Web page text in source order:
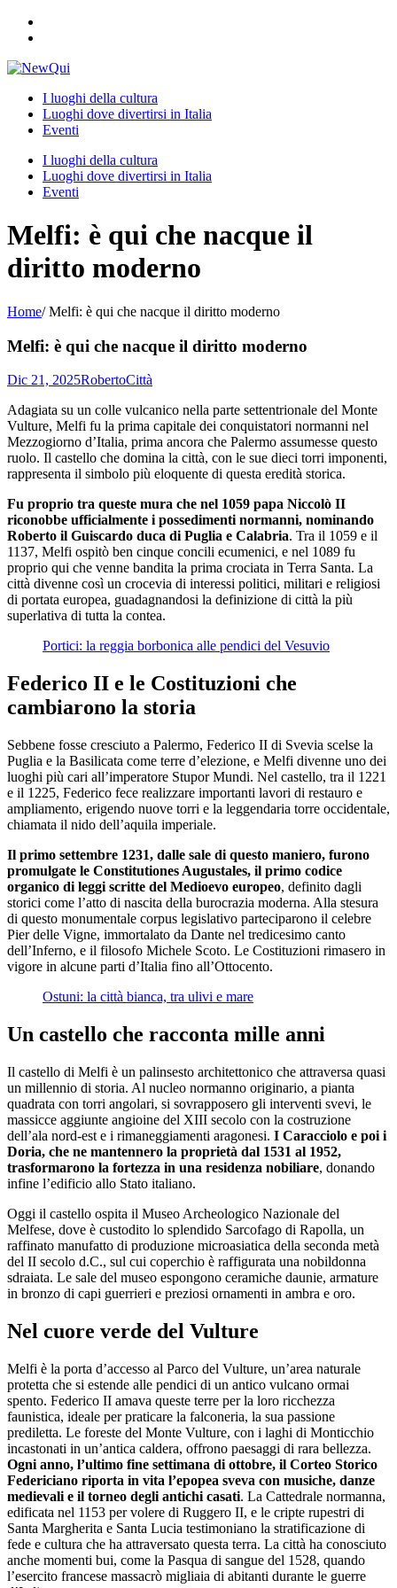
Skip
I luoghi della cultura
Luoghi dove divertirsi in Italia
Eventi
I luoghi della cultura
Luoghi dove divertirsi in Italia
Eventi
Melfi: è qui che nacque il
diritto moderno
Home/Melfi: è qui che nacque il diritto moderno
Melfi: è qui che nacque il diritto moderno
Dic 21, 2025RobertoCittà
Adagiata su un colle vulcanico nella parte settentrionale del Monte
Vulture, Melfi fu la prima capitale dei conquistatori normanni nel
Mezzogiorno d’Italia, prima ancora che Palermo assumesse questo
ruolo. Il castello che domina la città, con le sue dieci torri imponenti,
rappresenta il simbolo più eloquente di questa eredità storica.
Fu proprio tra queste mura che nel 1059 papa Niccolò II
riconobbe ufficialmente i possedimenti normanni, nominando
Roberto il Guiscardo duca di Puglia e Calabria. Tra il 1059 e il
1137, Melfi ospitò ben cinque concili ecumenici, e nel 1089 fu
proprio qui che venne bandita la prima crociata in Terra Santa. La
città divenne così un crocevia di interessi politici, militari e religiosi
di portata europea, guadagnandosi la definizione di città la più
superlativa di tutta la contea.
Portici: la reggia borbonica alle pendici del Vesuvio
Federico II e le Costituzioni che
cambiarono la storia
Sebbene fosse cresciuto a Palermo, Federico II di Svevia scelse la
Puglia e la Basilicata come terre d’elezione, e Melfi divenne uno dei
luoghi più cari all’imperatore Stupor Mundi. Nel castello, tra il 1221
e il 1225, Federico fece realizzare importanti lavori di restauro e
ampliamento, erigendo nuove torri e la leggendaria torre occidentale,
chiamata il nido dell’aquila imperiale.
Il primo settembre 1231, dalle sale di questo maniero, furono
promulgate le Constitutiones Augustales, il primo codice
organico di leggi scritte del Medioevo europeo, definito dagli
storici come l’atto di nascita della burocrazia moderna. Alla stesura
di questo monumentale corpus legislativo parteciparono il celebre
Pier delle Vigne, immortalato da Dante nel tredicesimo canto
dell’Inferno, e il filosofo Michele Scoto. Le Costituzioni rimasero in
vigore in alcune parti d’Italia fino all’Ottocento.
Ostuni: la città bianca, tra ulivi e mare
Un castello che racconta mille anni
Il castello di Melfi è un palinsesto architettonico che attraversa quasi
un millennio di storia. Al nucleo normanno originario, a pianta
quadrata con torri angolari, si sovrapposero gli interventi svevi, le
massicce aggiunte angioine del XIII secolo con la costruzione
dell’ala nord-est e i rimaneggiamenti aragonesi. I Caracciolo e poi i
Doria, che ne mantennero la proprietà dal 1531 al 1952,
trasformarono la fortezza in una residenza nobiliare, donando
infine l’edificio allo Stato italiano.
Oggi il castello ospita il Museo Archeologico Nazionale del
Melfese, dove è custodito lo splendido Sarcofago di Rapolla, un
raffinato manufatto di produzione microasiatica della seconda metà
del II secolo d.C., sul cui coperchio è raffigurata una nobildonna
sdraiata. Le sale del museo espongono ceramiche daunie, armature
in bronzo di capi guerrieri e preziosi ornamenti in ambra e oro.
Nel cuore verde del Vulture
Melfi è la porta d’accesso al Parco del Vulture, un’area naturale
protetta che si estende alle pendici di un antico vulcano ormai
spento. Federico II amava queste terre per la loro ricchezza
faunistica, ideale per praticare la falconeria, la sua passione
prediletta. Le foreste del Monte Vulture, con i laghi di Monticchio
incastonati in un’antica caldera, offrono paesaggi di rara bellezza.
Ogni anno, l’ultimo fine settimana di ottobre, il Corteo Storico
Federiciano riporta in vita l’epopea sveva con musiche, danze
medievali e il torneo degli antichi casati. La Cattedrale normanna,
edificata nel 1153 per volere di Ruggero II, e le cripte rupestri di
Santa Margherita e Santa Lucia testimoniano la stratificazione di
fede e cultura che ha attraversato questa terra. La città ha conosciuto
anche momenti bui, come la Pasqua di sangue del 1528, quando
l’esercito francese massacrò migliaia di abitanti durante le guerre